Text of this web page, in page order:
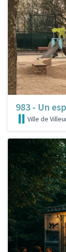
983 - Un
Ville de